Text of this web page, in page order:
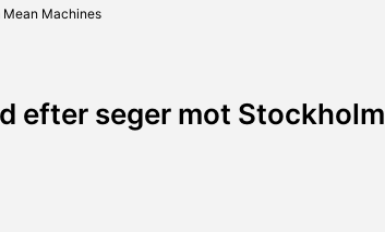
Machines
efter seger mot Stockholm